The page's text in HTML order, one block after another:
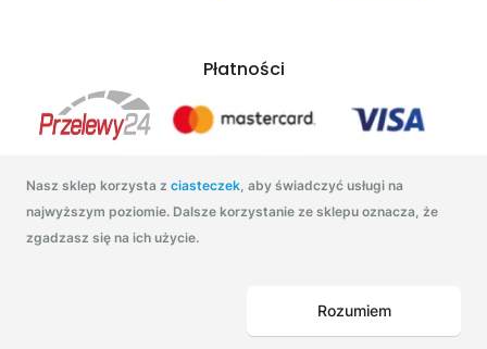
Nasz sklep korzysta z ciasteczek, aby świadczyć usługi na
najwyższym poziomie. Dalsze korzystanie ze sklepu oznacza, że
zgadzasz się na ich użycie.
Rozumiem
Płatności